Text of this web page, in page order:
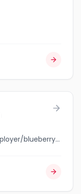
jobbank.gc.ca/browsejobs/employer/blueberry+car+wash/ca